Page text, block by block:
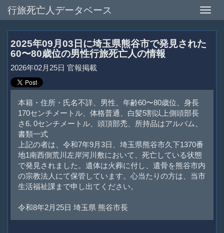
Toggle
行旅死亡人データベース
2025年09月03日に埼玉県熊谷市で発見された
60〜80歳位の男性行旅死亡人の情報
2026年02月25日 官報掲載
本籍・住所・氏名不詳、男性、年齢60〜80歳位、身長
170センチメートル、体格普通、白髪5割以上側頭部長
さ6. 0センチメートル、頭頂部禿、所持品はアルバム、
書類一式
上記の者は、令和7年9月3日、埼玉県熊谷市久下1370番
地1南西側荒川左岸河川敷において、死亡している状態
で発見されました。遺体は火葬に付し、遺骨を熊谷市内
の宗教法人にて保管しています。心当たりの方は、当市
生活福祉課まで申し出てください。
令和8年2月25日 埼玉県 熊谷市長